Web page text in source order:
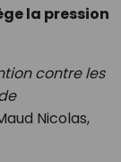
la pression
contre les
Nicolas,